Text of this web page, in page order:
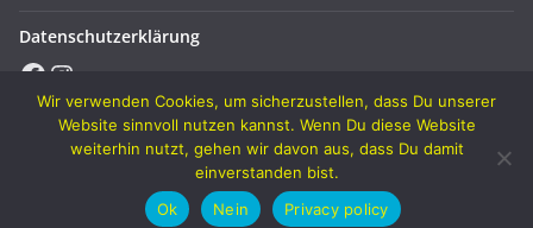
Datenschutzerklärung
Facebook
Instagram
Verein für Geflügelzucht Osterode u. U. von
1890 . Alle Rechte vorbehalten.
Wir verwenden Cookies, um sicherzustellen, dass Du unserer
Website sinnvoll nutzen kannst. Wenn Du diese Website
weiterhin nutzt, gehen wir davon aus, dass Du damit
einverstanden bist.
Ok
Nein Privacy policy